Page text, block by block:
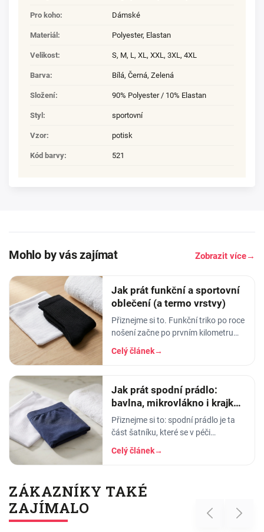
Pro koho: Dámské
Materiál: Polyester, Elastan
Velikost: S, M, L , XL , XXL , 3XL , 4XL
Barva: Bílá, Černá, Zelená
Složení: 90% Polyester / 10% Elastan
Styl: sportovní
Vzor: potisk
Kód barvy: 521
Mohlo by vás zajímat Zobrazit více→
Jak prát funkční a sportovní
oblečení (a termo vrstvy)
Přiznejme si to. Funkční triko po roce
nošení začne po prvním kilometru
balkon než do skříně. Termoprádlo…
Celý článek→
Jak prát spodní prádlo:
bavlna, mikrovlákno i krajka,
aby vydrželo
Přiznejme si to: spodní prádlo je ta
část šatníku, které se v péči
pračky se vším ostatním, dáme
Celý článek→
ZÁKAZNÍKY TAKÉ
ZAJÍMALO
Previous Next